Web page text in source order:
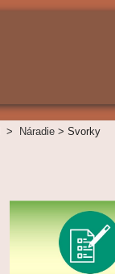
> Náradie > Svorky